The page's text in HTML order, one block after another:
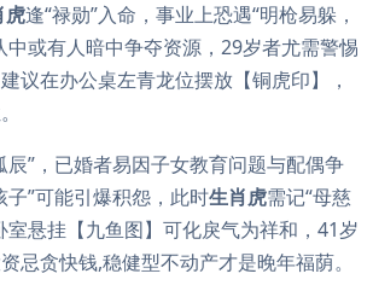
虎逢“禄勋”入命，事业上恐遇“明枪易躲，
或有人暗中争夺资源，29岁者尤需警惕
议在办公桌左青龙位摆放【铜虎印】，
辰”，已婚者易因子女教育问题与配偶争
子”可能引爆积怨，此时生肖虎需记“母慈
室悬挂【九鱼图】可化戾气为祥和，41岁
忌贪快钱,稳健型不动产才是晚年福荫。